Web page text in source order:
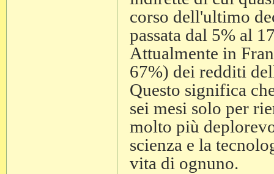
corso dell'ultimo
passata dal 5% al
Attualmente in
67%) dei redditi
Questo significa
sei mesi solo per
molto più
scienza e la
vita di ognuno.